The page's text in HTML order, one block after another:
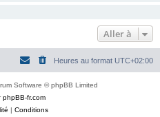
Aller à
Heures au format UTC+02:00
Software © phpBB Limited
phpBB-fr.com
| Conditions